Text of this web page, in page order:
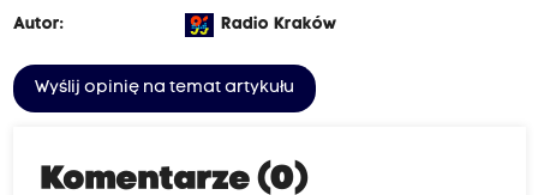
Autor: Radio Kraków
Wyślij opinię na temat artykułu
Komentarze (0)